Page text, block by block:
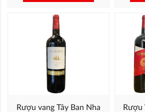
Rượu vang Tây Ban Nha
Rượu